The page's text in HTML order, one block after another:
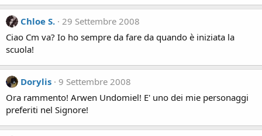
Chloe S. 29 Settembre 2008
Ciao Cm va? Io ho sempre da fare da quando è iniziata la
scuola!
Dorylis
9 Settembre 2008
Ora rammento! Arwen Undomiel! E' uno dei mie personaggi
preferiti nel Signore!